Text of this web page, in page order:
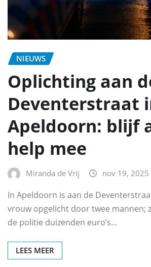
NIEUWS
Oplichting aan
Deventerstraat
Apeldoorn: blijf
help mee
Miranda de Vrij nov 19, 2025
In Apeldoorn is aan de
vrouw opgelicht door twee mannen;
de politie duizenden euro’s…
LEES MEER